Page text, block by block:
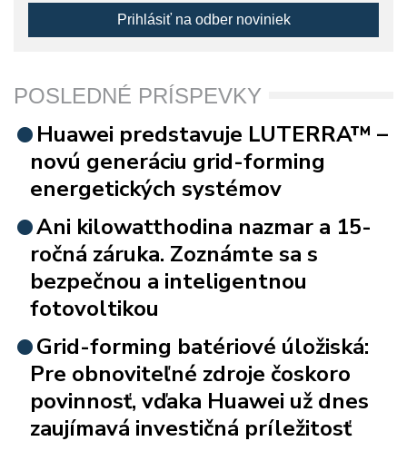
Prihlásiť na odber noviniek
POSLEDNÉ PRÍSPEVKY
Huawei predstavuje LUTERRA™ –
novú generáciu grid-forming
energetických systémov
Ani kilowatthodina nazmar a 15-
ročná záruka. Zoznámte sa s
bezpečnou a inteligentnou
fotovoltikou
Grid-forming batériové úložiská:
Pre obnoviteľné zdroje čoskoro
povinnosť, vďaka Huawei už dnes
zaujímavá investičná príležitosť